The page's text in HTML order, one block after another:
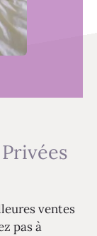
ventes
pas à